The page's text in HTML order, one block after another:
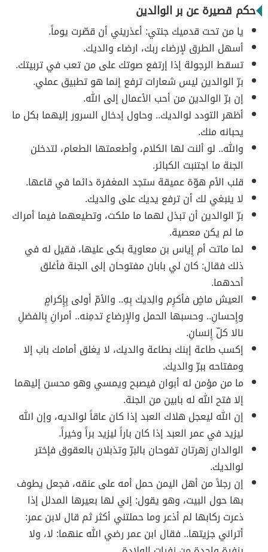
حكم قصيرة عن بر الوالدين
يا من تحت قدميك جنتي: أعذريني أن قصّرت يوماً.
أسهل الطرق لإرضاء ربك، ارضاء والديك.
تسقط الرجولة إذا إرتفع صوتك على من تعب في تربيتك.
برّ الوالدين ليس شعارات ترفع إنما هو تطبيق عملي.
إن برّ الوالدين من أحب الأعمال إلى الله.
أظهر التودد لوالديك.. وحاول إدخال السرور إليهما بكل ما
يحبانه منك.
والله.. لو ألنت لها الكلام، وأطعمتها الطعام، لتدخلن
الجنة ما اجتنبت الكبائر.
قلب الأم هوّة عميقة ستجد المغفرة دائما في قاعها.
لا ينبغي لك أن ترفع يديك على والديك.
برّ الوالدين أن تبذل لهما ما ملكت، وتطيعهما فيما أمراك
ما لم يكن معصية.
لما ماتت أم إِياس بن معاوية بكى عليها، فقيل له في
ذلك فقال: كان لي بابان مفتوحان إلى الجنة فأغلق
أحدهما.
العيش ماضٍ فأكرِم والِديك بِهِ.. والأمّ أولى بِإِكرامٍ
وإِحسانِ.. وحسبها الحمل والإِرضاع تدمِنه.. أمرانِ بِالفضلِ
نالا كلّ إِنسانِ.
إكسب طاعة إبنك بطاعة والديك، لا يغلق أمامك باب إلا
ومفتاحه ببرّ والديك.
ما من مؤمن له أبوان فيصبح ويمسي وهو محسن إليهما
إلا فتح الله له بابين من الجنة.
إن الله ليعجل هلاك العبد إذا كان عاقاً لوالديه، وإن الله
ليزيد في عمر العبد إذا كان باراً ليزيد براً وخيراً.
الوالدان زهرتان تفوحان بالبرّ وتذبلان بالعقوق فإختر
لوالديك.
إن رجلاً من أهل اليمن حمل أمه على عنقه، فجعل يطوف
بها حول البيت، وهو يقول: إني لها بعيرها المدلل إذا
ذعرت ركابها لم أذعر وما حملتني أكثر ثم قال لابن عمر:
أتراني جزيتها.. فقال ابن عمر رضي الله عنهما: لا، ولا